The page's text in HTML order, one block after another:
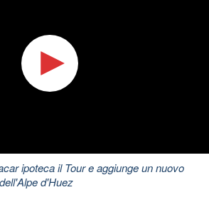
ipoteca il Tour e aggiunge un nuovo
d'Huez